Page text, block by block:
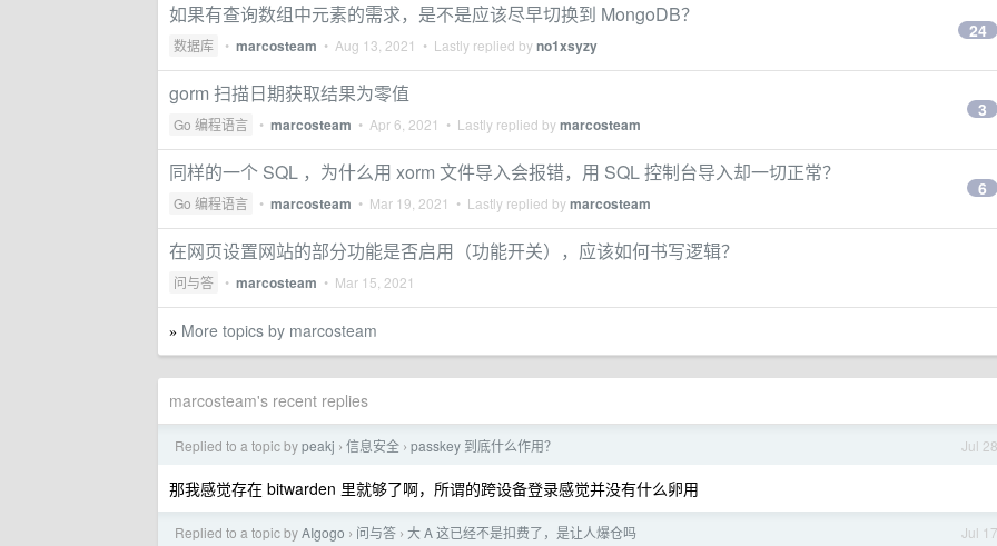
如果有查询数组中元素的需求，是不是应该尽早切换到 MongoDB？
数据库 • marcosteam • Aug 13, 2021 • Lastly replied byno1xsyzy
24
gorm 扫描日期获取结果为零值
Go 编程语言 • marcosteam • Apr 6, 2021 • Lastly replied bymarcosteam
3
同样的一个 SQL ，为什么用 xorm 文件导入会报错，用 SQL 控制台导入却一切正常？
Go 编程语言 • marcosteam • Mar 19, 2021 • Lastly replied bymarcosteam
6
在网页设置网站的部分功能是否启用（功能开关），应该如何书写逻辑？
问与答 • marcosteam • Mar 15, 2021
» More topics by marcosteam
marcosteam's recent replies
Jul 28
Replied to a topic bypeakj › 信息安全 › passkey 到底什么作用？
那我感觉存在 bitwarden 里就够了啊，所谓的跨设备登录感觉并没有什么卵用
Jul 17
Replied to a topic byAIgogo › 问与答 › 大 A 这已经不是扣费了，是让人爆仓吗